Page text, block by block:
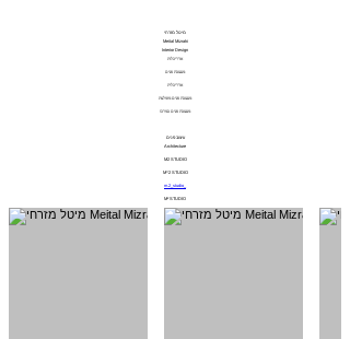
מיטל מזרחי
Meital Mizrahi
Interior Design
אדריכלות
מעצבת פנים
אדריכלית
מעצבת פנים מומלצת
מעצבת פנים במרכז​
עיצוב פנים
Architecture
M2 STUDIO
M^2 STUDIO
m.2_studio_
M² STUDIO